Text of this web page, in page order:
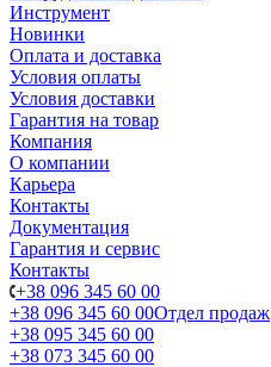
Инструмент
Новинки
Оплата и доставка
Условия оплаты
Условия доставки
Гарантия на товар
Компания
О компании
Карьера
Контакты
Документация
Гарантия и сервис
Контакты
+38 096 345 60 00
+38 096 345 60 00Отдел продаж
+38 095 345 60 00
+38 073 345 60 00